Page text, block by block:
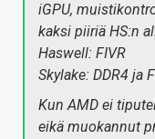
iGPU,
kaksi piiriä HS:n
Haswell: FIVR
Skylake: DDR4 ja
Kun AMD ei
eikä muokannut